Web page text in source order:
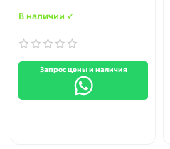
В наличии ✓
Запрос цены и наличия